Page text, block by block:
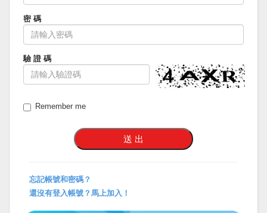
密 碼
驗 證 碼
Remember me
忘記帳號和密碼？
還沒有登入帳號？馬上加入！